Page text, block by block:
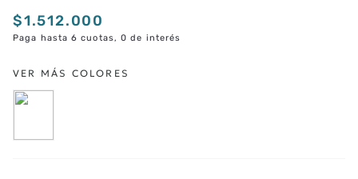
$1.512.000
Paga hasta 6 cuotas, 0 de interés